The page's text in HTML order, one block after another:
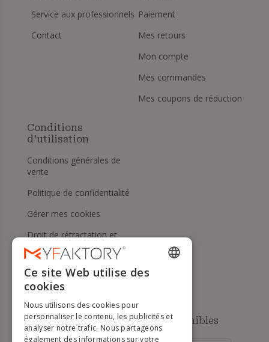
Service aux professionnels
Contact
Paiement
Mes retours
Mon compte
Mes commandes
Mes coupons de réduction
Conditions
d'utilisation
Conditions générales de
vente
Politique de confidentialité
Gérer mes cookies
Droit de rétractation et
retours
Aide
Méthodes de paiement disponibles
ENGLISH
DUTCH
GERMAN
Ce site Web utilise des
cookies
Nous utilisons des cookies pour
personnaliser le contenu, les publicités et
analyser notre trafic. Nous partageons
également des informations sur votre